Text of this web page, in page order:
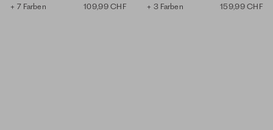
+ 7 Farben 109,99 CHF + 3 Farben 159,99 CHF